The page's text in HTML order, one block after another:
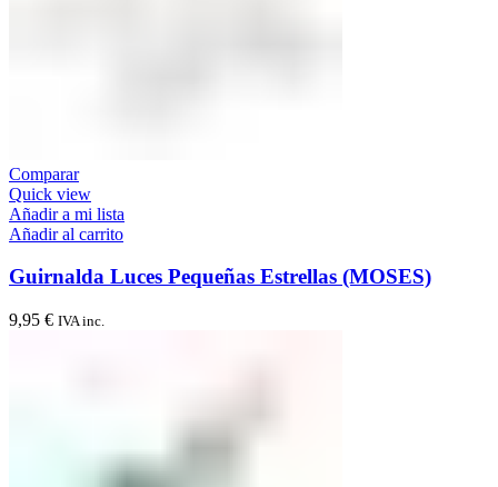
Comparar
Quick view
Añadir a mi lista
Añadir al carrito
Guirnalda Luces Pequeñas Estrellas (MOSES)
9,95 € IVA inc.